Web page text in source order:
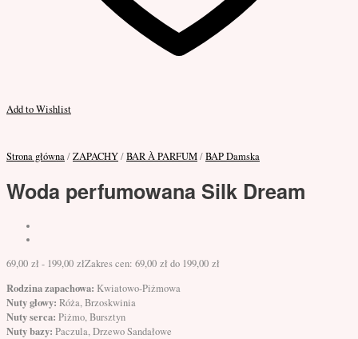
Add to Wishlist
Strona główna/ZAPACHY/BAR À PARFUM/BAP Damska
Woda perfumowana Silk Dream
69,00 zł - 199,00 złZakres cen: 69,00 zł do 199,00 zł
Rodzina zapachowa: Kwiatowo-Piżmowa
Nuty głowy: Róża, Brzoskwinia
Nuty serca: Piżmo, Bursztyn
Nuty bazy: Paczula, Drzewo Sandałowe